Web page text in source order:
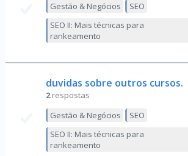
Gestão & Negócios
SEO
SEO II: Mais técnicas para
rankeamento
duvidas sobre outros cursos.
2 respostas
Gestão & Negócios
SEO
SEO II: Mais técnicas para
rankeamento